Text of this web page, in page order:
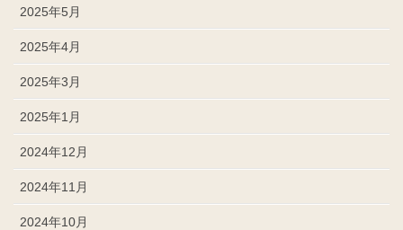
2025年5月
2025年4月
2025年3月
2025年1月
2024年12月
2024年11月
2024年10月